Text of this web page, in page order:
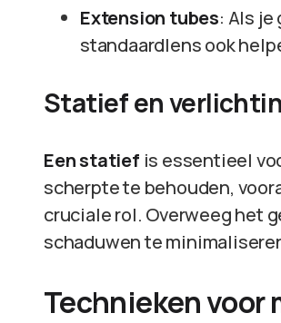
Extension tubes: Als
standaardlens ook
Statief en
Een statief is essentieel
scherpte te behouden,
cruciale rol. Overweeg het
schaduwen te
Technieken